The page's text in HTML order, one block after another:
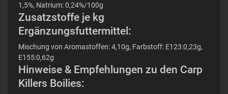
1,5%, Natrium: 0,24%/100g
Zusatzstoffe je kg
Ergänzungsfuttermittel:
Mischung von Aromastoffen: 4,10g, Farbstoff: E123:0,23g,
E155:0,62g
Hinweise & Empfehlungen zu den Carp
Killers Boilies: